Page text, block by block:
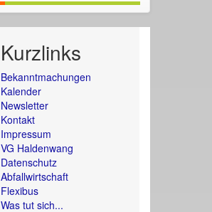
Kurzlinks
Bekanntmachungen
Kalender
Newsletter
Kontakt
Impressum
VG Haldenwang
Datenschutz
Abfallwirtschaft
Flexibus
Was tut sich...